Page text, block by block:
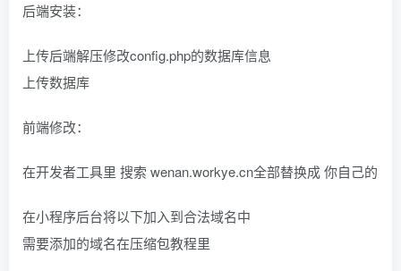
后端安装：
上传后端解压修改config.php的数据库信息
上传数据库
前端修改：
在开发者工具里 搜索 wenan.workye.cn全部替换成 你自己的
在小程序后台将以下加入到合法域名中
需要添加的域名在压缩包教程里
社交账号登录